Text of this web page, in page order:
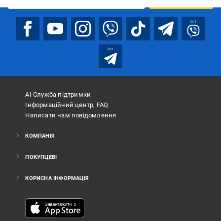
bot
bot
АІ Служба підтримки
Інформаційний центр, FAQ
Написати нам повідомлення
КОМПАНІЯ
ПОКУПЦЕВІ
КОРИСНА ІНФОРМАЦІЯ